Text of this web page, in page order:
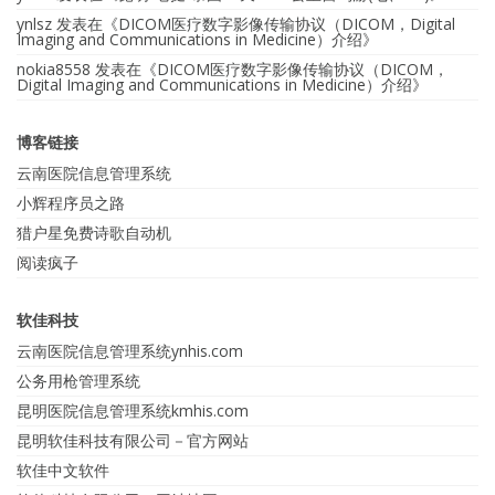
ynlsz 发表在《DICOM医疗数字影像传输协议（DICOM，Digital
Imaging and Communications in Medicine）介绍》
nokia8558 发表在《DICOM医疗数字影像传输协议（DICOM，
Digital Imaging and Communications in Medicine）介绍》
博客链接
云南医院信息管理系统
小辉程序员之路
猎户星免费诗歌自动机
阅读疯子
软佳科技
云南医院信息管理系统ynhis.com
公务用枪管理系统
昆明医院信息管理系统kmhis.com
昆明软佳科技有限公司－官方网站
软佳中文软件